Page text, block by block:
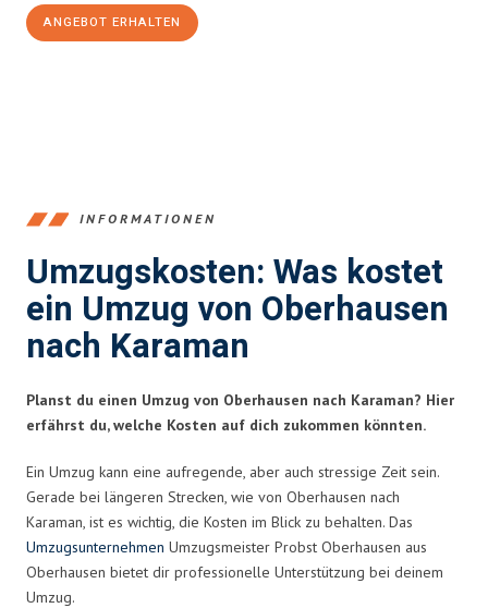
ANGEBOT ERHALTEN
INFORMATIONEN
Umzugskosten: Was kostet
ein Umzug von Oberhausen
nach Karaman
Planst du einen Umzug von Oberhausen nach Karaman? Hier
erfährst du, welche Kosten auf dich zukommen könnten.
Ein Umzug kann eine aufregende, aber auch stressige Zeit sein.
Gerade bei längeren Strecken, wie von Oberhausen nach
Karaman, ist es wichtig, die Kosten im Blick zu behalten. Das
Umzugsunternehmen Umzugsmeister Probst Oberhausen aus
Oberhausen bietet dir professionelle Unterstützung bei deinem
Umzug.